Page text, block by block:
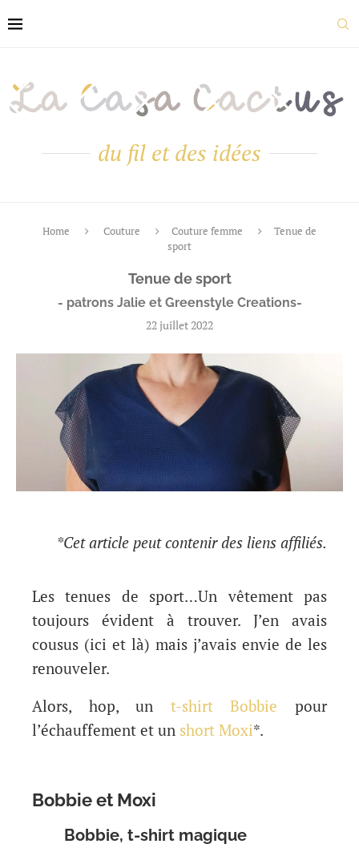
du fil et des idées
Home Couture Couture femme
Tenue de
sport
Tenue de sport
- patrons Jalie et Greenstyle Creations-
22 juillet 2022
*Cet article peut contenir des liens affiliés.
Les tenues de sport…Un vêtement pas
toujours évident à trouver. J’en avais
cousus (ici et là) mais j’avais envie de les
renouveler.
Alors, hop, un t-shirt Bobbie pour
l’échauffement et un short Moxi*.
Bobbie et Moxi
Bobbie, t-shirt magique